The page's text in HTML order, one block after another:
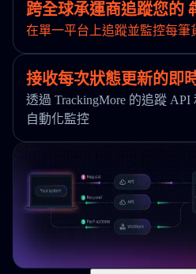
跨全球承運商追蹤您的
在單一平台上追蹤並監控每筆
接收每次狀態更新的即
透過 TrackingMore 的追蹤 API
自動化監控